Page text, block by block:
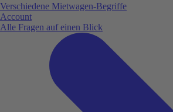
Verschiedene Mietwagen-Begriffe
Account
Alle Fragen auf einen Blick